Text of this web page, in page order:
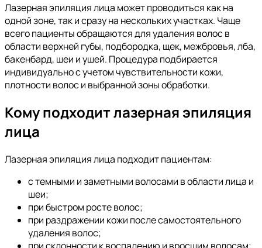
Лазерная эпиляция лица может проводиться как на
одной зоне, так и сразу на нескольких участках. Чаще
всего пациенты обращаются для удаления волос в
области верхней губы, подбородка, щек, межбровья, лба,
бакенбард, шеи и ушей. Процедура подбирается
индивидуально с учетом чувствительности кожи,
плотности волос и выбранной зоны обработки.
Кому подходит лазерная эпиляция
лица
Лазерная эпиляция лица подходит пациентам:
с темными и заметными волосами в области лица и
шеи;
при быстром росте волос;
при раздражении кожи после самостоятельного
удаления волос;